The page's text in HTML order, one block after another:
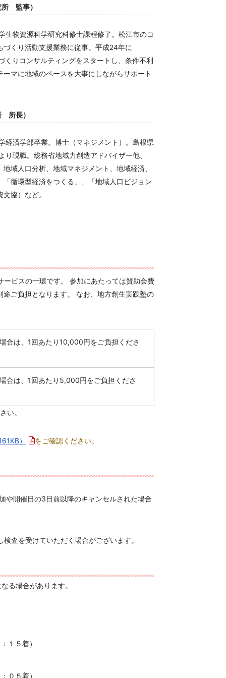
監事）
物資源科学研究科修士課程修了。松江市のコ
くり活動支援業務に従事。平成24年に
くりコンサルティングをスタートし、条件不利
マに地域のペースを大事にしながらサポート
所長）
経済学部卒業。博士（マネジメント）。島根県
現職。総務省地域力創造アドバイザー他、
域人口分析、地域マネジメント、地域経済、
循環型経済をつくる」、「地域人口ビジョン
協）など。
ビスの一環です。 参加にあたっては賛助会費
ご負担となります。 なお、地方創生実践塾の
合は、1回あたり10,000円をご負担くださ
合は、1回あたり5,000円をご負担くださ
い。
） をご確認ください。
や開催日の3日前以降のキャンセルされた場合
査を受けていただく場合がございます。
る場合があります。
１５着）
０５着）